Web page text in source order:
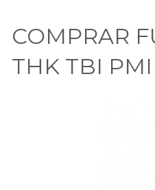
COMPRAR
THK TBI